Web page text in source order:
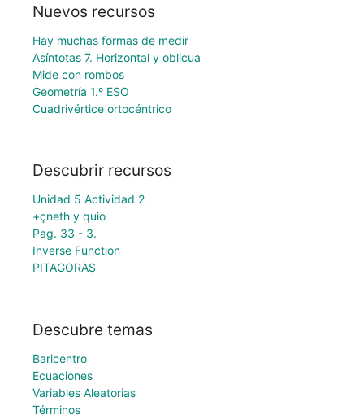
Nuevos recursos
Hay muchas formas de medir
Asíntotas 7. Horizontal y oblicua
Mide con rombos
Geometría 1.º ESO
Cuadrivértice ortocéntrico
Descubrir recursos
Unidad 5 Actividad 2
+çneth y quio
Pag. 33 - 3.
Inverse Function
PITAGORAS
Descubre temas
Baricentro
Ecuaciones
Variables Aleatorias
Términos